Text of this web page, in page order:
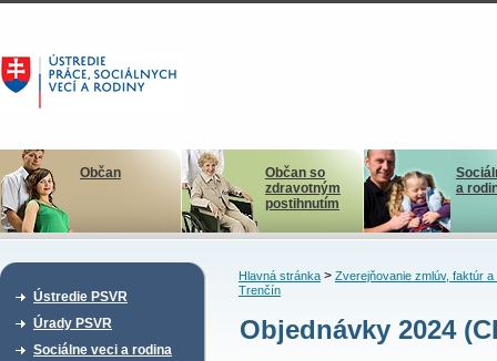
Občan
Občan so
zdravotným
postihnutím
a
Ústredie PSVR
Úrady PSVR
Sociálne veci a rodina
Hlavná stránka> Zverejňovanie zmlúv, faktúr a
Trenčín
Objednávky 2024